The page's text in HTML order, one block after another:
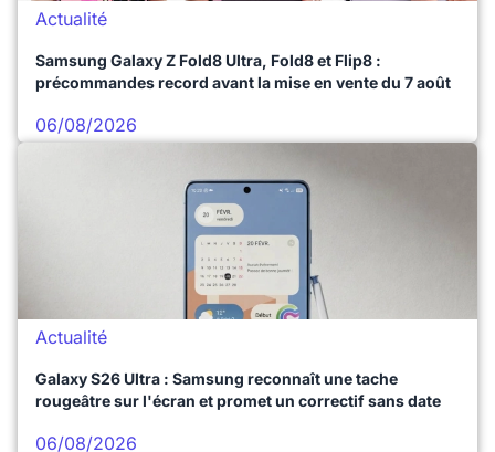
Actualité
Samsung Galaxy Z Fold8 Ultra, Fold8 et Flip8 :
précommandes record avant la mise en vente du 7 août
06/08/2026
Actualité
Galaxy S26 Ultra : Samsung reconnaît une tache
rougeâtre sur l'écran et promet un correctif sans date
06/08/2026